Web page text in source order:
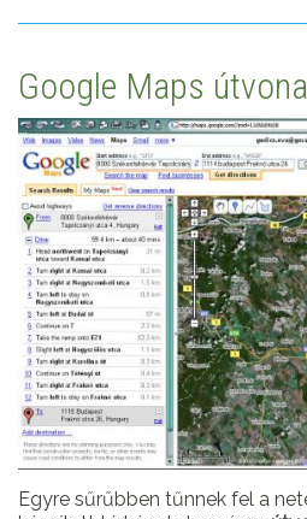
Google Maps
Egyre sűrűbben tűnnek fel a